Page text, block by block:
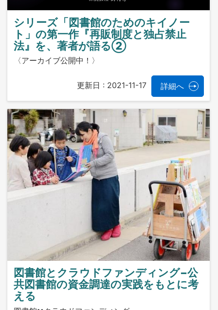
シリーズ「図書館のためのキイノー
ト」の第一作『再販制度と独占禁止
法』を、著者が語る②
〈アーカイブ公開中！〉
更新日 : 2021-11-17 詳細へ
図書館とクラウドファンディング−公
共図書館の資金調達の実践をもとに考
える